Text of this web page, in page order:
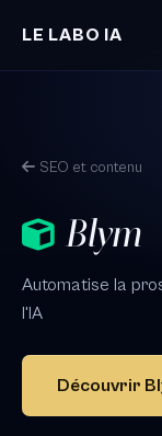
LE LABO IA
SEO et contenu
Blym
Automatise la
l'IA
Découvrir